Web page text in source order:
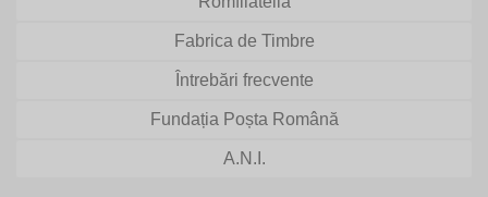
Fabrica de Timbre
Întrebări frecvente
Fundația Poșta Română
A.N.I.